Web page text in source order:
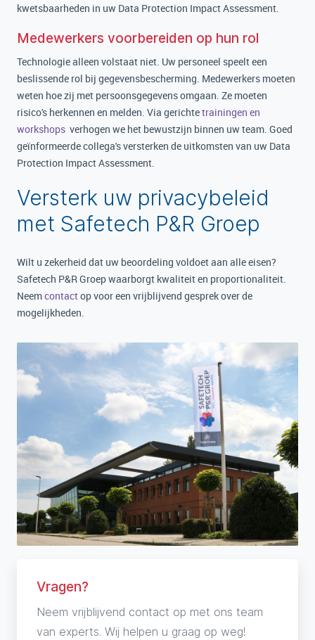
kwetsbaarheden in uw Data Protection Impact Assessment.
Medewerkers voorbereiden op hun rol
Technologie alleen volstaat niet. Uw personeel speelt een
beslissende rol bij gegevensbescherming. Medewerkers moeten
weten hoe zij met persoonsgegevens omgaan. Ze moeten
risico's herkennen en melden. Via gerichtetrainingen en
workshops verhogen we het bewustzijn binnen uw team. Goed
geïnformeerde collega's versterken de uitkomsten van uw Data
Protection Impact Assessment.
Versterk uw privacybeleid
met Safetech P&R Groep
Wilt u zekerheid dat uw beoordeling voldoet aan alle eisen?
Safetech P&R Groep waarborgt kwaliteit en proportionaliteit.
Neemcontactop voor een vrijblijvend gesprek over de
mogelijkheden.
Vragen?
Neem vrijblijvend contact op met ons team
van experts. Wij helpen u graag op weg!